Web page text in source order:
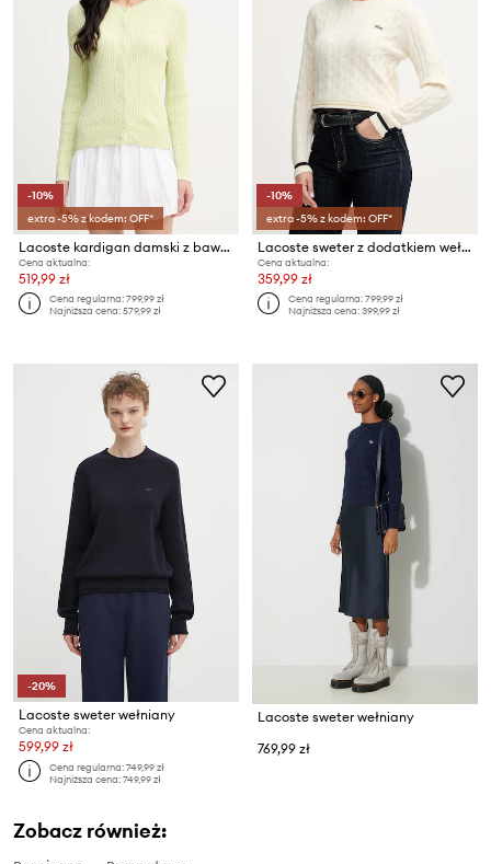
-10%
extra -5% z kodem: OFF*
Lacoste kardigan damski z bawełną
Cena aktualna:
519,99 zł
Cena regularna:799,99 zł
Najniższa cena:579,99 zł
-10%
extra -5% z kodem: OFF*
Lacoste sweter z dodatkiem wełny
Cena aktualna:
359,99 zł
Cena regularna:799,99 zł
Najniższa cena:399,99 zł
-20%
Lacoste sweter wełniany
Cena aktualna:
599,99 zł
Cena regularna:749,99 zł
Najniższa cena:749,99 zł
Lacoste sweter wełniany
769,99 zł
Zobacz również: